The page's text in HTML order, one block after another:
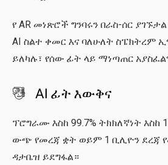
የ AR መነጽሮች ግንባሩን በራስ-ሰር
AI ስልተ ቀመር እና ባለሁለት ስፔክትረም
ይለካሉ፣ የሰው ፊት ላይ ማነጣጠር
 AI ፊት እውቅና
ፕሮግራሙ እስከ 99.7% ትክክለኛነት እስከ
ውጭ የመረጃ ቋት ወይም 1 ቢሊዮን ደረጃ
ዳታቤዝ ይደግፋል።